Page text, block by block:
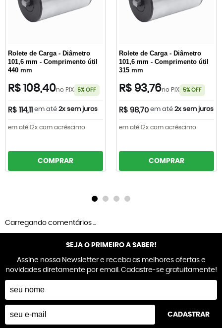
Rolete de Carga - Diâmetro
101,6 mm - Comprimento útil
440 mm
R$ 108,40no PIX 5% OFF
R$ 114,11 em até 2x sem juros
em até 12x com acréscimo
COMPRAR
Rolete de Carga - Diâmetro
101,6 mm - Comprimento útil
315 mm
R$ 93,76no PIX 5% OFF
R$ 98,70 em até 2x sem juros
em até 12x com acréscimo
COMPRAR
Carregando comentários ...
SEJA O PRIMEIRO A SABER!
Assine nossa Newsletter e receba as melhores ofertas e
novidades diretamente por email. Cadastre-se gratuitamente!
CADASTRAR